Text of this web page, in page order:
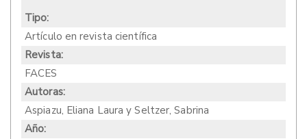
Tipo:
Artículo en revista científica
Revista:
FACES
Autoras:
Aspiazu, Eliana Laura y Seltzer, Sabrina
Año: